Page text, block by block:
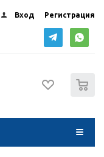
Вход Регистрация